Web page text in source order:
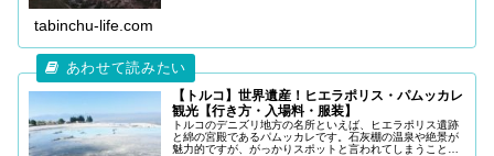
tabinchu-life.com
【トルコ】世界遺産！ヒエラポリス・パムッカレ
観光【行き方・入場料・服装】
トルコのデニズリ地方の名所といえば、ヒエラポリス遺跡
と綿の宮殿であるパムッカレです。石灰棚の温泉や絶景が
魅力的ですが、がっかりスポットと言われてしまうことも